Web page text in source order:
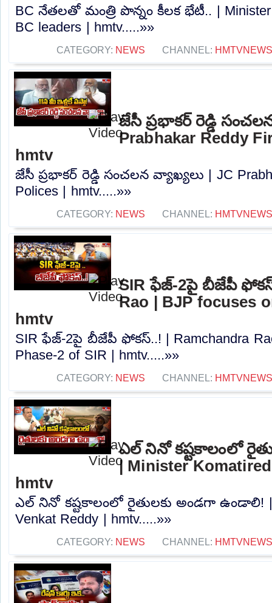
BC నేతలతో మంత్రి పొన్నం కీలక భేటీ.. | Minister
BC leaders | hmtv.....»»
CATEGORY: NEWS CHANNEL: HMTVNEWS
జేసీ ప్రభాకర్ రెడ్డి
Prabhakar Reddy
hmtv
జేసీ ప్రభాకర్ రెడ్డి సంచలన వ్యాఖ్యలు | JC
Polices | hmtv.....»»
CATEGORY: NEWS CHANNEL: HMTVNEWS
SIR ఫేజ్-2పై బీజేపీ
Rao | BJP focuses
hmtv
SIR ఫేజ్-2పై బీజేపీ ఫోకస్..! | Ramchandra
Phase-2 of SIR | hmtv.....»»
CATEGORY: NEWS CHANNEL: HMTVNEWS
ఎల్ నినో కష్టకాలంలో
| Minister
hmtv
ఎల్ నినో కష్టకాలంలో రైతులకు అండగా ఉండాలి! |
Venkat Reddy | hmtv.....»»
CATEGORY: NEWS CHANNEL: HMTVNEWS